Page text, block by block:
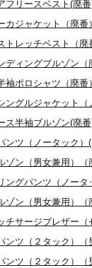
フリースベスト(廃
カジャケット（廃番
トレッチベスト（廃
ディングブルゾン（
袖ポロシャツ（廃番
ングルジャケット
ス半袖ブルゾン(廃
ンツ（ノータック）
ゾン（男女兼用）（
ングパンツ（ノー
ゾン（男女兼用）（
チサージブレザー
ンツ（２タック）
ンツ（２タック）